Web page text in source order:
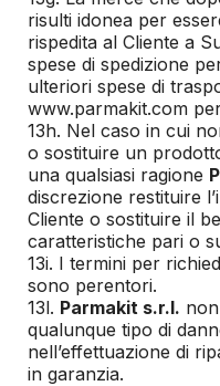
risulti idonea per
rispedita al Cliente a
spese di spedizione
ulteriori spese di
www.parmakit.com
13h. Nel caso in cui
o sostituire un
una qualsiasi ragione
discrezione restituire
Cliente o sostituire il
caratteristiche pari o
13i. I termini per
sono perentori.
13l. Parmakit s.r.l.
qualunque tipo di
nell’effettuazione di
in garanzia.